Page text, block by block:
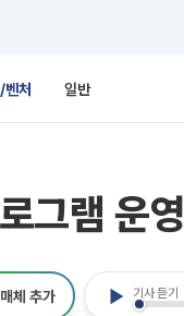
처 일반
그램 운영
기사 듣기
체 추가